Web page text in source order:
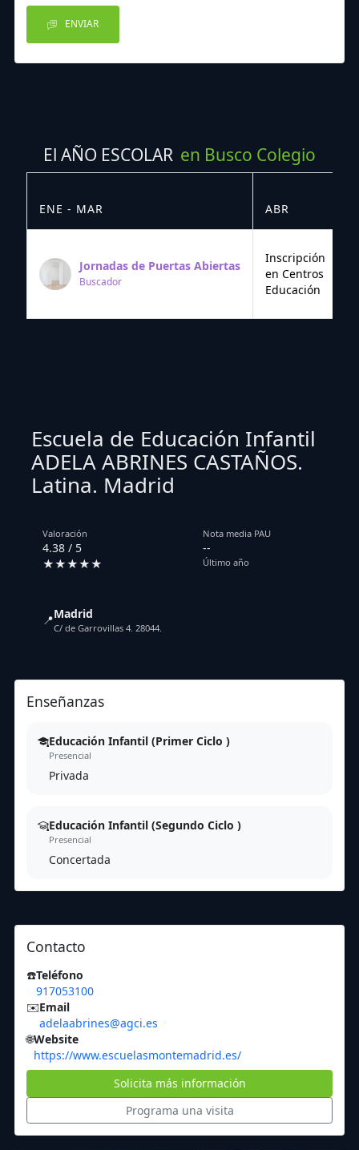
ENVIAR
El AÑO ESCOLAR en Busco Colegio
ENE - MAR ABR
Jornadas de Puertas Abiertas
Buscador
Inscripción
en Centros
Educación
Escuela de Educación Infantil
ADELA ABRINES CASTAÑOS.
Latina. Madrid
Valoración
4.38 / 5
★★★★★
Nota media PAU
--
Último año
📍Madrid
C/ de Garrovillas 4. 28044.
Enseñanzas
Educación Infantil (Primer Ciclo )
Presencial
Privada
Educación Infantil (Segundo Ciclo )
Presencial
Concertada
Contacto
☎️Teléfono
917053100
✉️Email
adelaabrines@agci.es
🌐Website
https://www.escuelasmontemadrid.es/
Solicita más información
Programa una visita